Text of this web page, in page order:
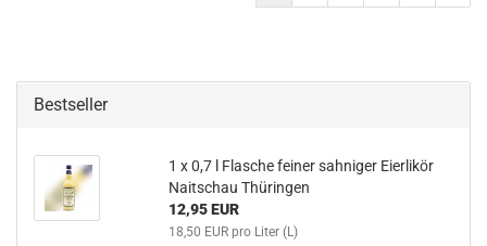
Bestseller
1 x 0,7 l Flasche feiner sahniger Eierlikör
Naitschau Thüringen
12,95 EUR
18,50 EUR pro Liter (L)